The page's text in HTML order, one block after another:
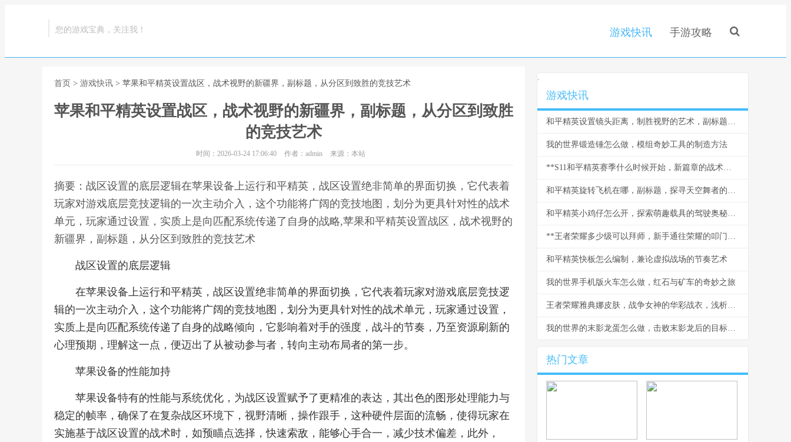
您的游戏宝典，关注我！ 游戏快讯 手游攻略
首页 > 游戏快讯 > 苹果和平精英设置战区，战术视野的新疆界，副标题，从分区到致胜的竞技艺术
苹果和平精英设置战区，战术视野的新疆界，副标题，从分区到致胜
的竞技艺术
时间：2026-03-24 17:06:40 作者：admin 来源：本站
摘要：战区设置的底层逻辑在苹果设备上运行和平精英，战区设置绝非简单的界面切换，它代表着
玩家对游戏底层竞技逻辑的一次主动介入，这个功能将广阔的竞技地图，划分为更具针对性的战术
单元，玩家通过设置，实质上是向匹配系统传递了自身的战略,苹果和平精英设置战区，战术视野的
新疆界，副标题，从分区到致胜的竞技艺术
战区设置的底层逻辑
在苹果设备上运行和平精英，战区设置绝非简单的界面切换，它代表着玩家对游戏底层竞技逻
辑的一次主动介入，这个功能将广阔的竞技地图，划分为更具针对性的战术单元，玩家通过设置，
实质上是向匹配系统传递了自身的战略倾向，它影响着对手的强度，战斗的节奏，乃至资源刷新的
心理预期，理解这一点，便迈出了从被动参与者，转向主动布局者的第一步。
苹果设备的性能加持
苹果设备特有的性能与系统优化，为战区设置赋予了更精准的表达，其出色的图形处理能力与
稳定的帧率，确保了在复杂战区环境下，视野清晰，操作跟手，这种硬件层面的流畅，使得玩家在
实施基于战区设置的战术时，如预瞄点选择，快速索敌，能够心手合一，减少技术偏差，此外，
.
游戏快讯
和平精英设置镜头距离，制胜视野的艺术，副标题，从新手到大神的视角密钥
我的世界锻造锤怎么做，模组奇妙工具的制造方法
**S11和平精英赛季什么时候开始，新篇章的战术与期待**
和平精英旋转飞机在哪，副标题，探寻天空舞者的秘密坐标
和平精英小鸡仔怎么开，探索萌趣载具的驾驶奥秘，副标题，从获取到驰骋战场的全指南
**王者荣耀多少级可以拜师，新手通往荣耀的叩门砖**
和平精英快板怎么编制，兼论虚拟战场的节奏艺术
我的世界手机版火车怎么做，红石与矿车的奇妙之旅
王者荣耀雅典娜皮肤，战争女神的华彩战衣，浅析皮肤设计与实战体验
我的世界的末影龙蛋怎么做，击败末影龙后的目标蓝图
热门文章